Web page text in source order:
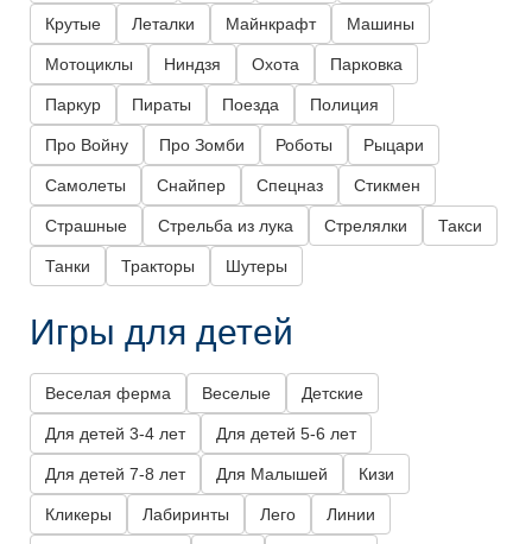
Крутые Леталки Майнкрафт Машины
Мотоциклы Ниндзя Охота Парковка
Паркур Пираты Поезда Полиция
Про Войну Про Зомби Роботы Рыцари
Самолеты Снайпер Спецназ Стикмен
Страшные Стрельба из лука Стрелялки Такси
Танки Тракторы Шутеры
Игры для детей
Веселая ферма Веселые Детские
Для детей 3-4 лет Для детей 5-6 лет
Для детей 7-8 лет Для Малышей Кизи
Кликеры Лабиринты Лего Линии